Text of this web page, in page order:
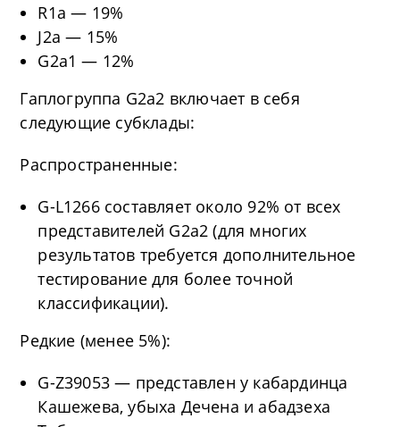
R1a — 19%
J2a — 15%
G2a1 — 12%
Гаплогруппа G2a2 включает в себя
следующие субклады:
Распространенные:
G-L1266 составляет около 92% от всех
представителей G2a2 (для многих
результатов требуется дополнительное
тестирование для более точной
классификации).
Редкие (менее 5%):
G-Z39053 — представлен у кабардинца
Кашежева, убыха Дечена и абадзеха